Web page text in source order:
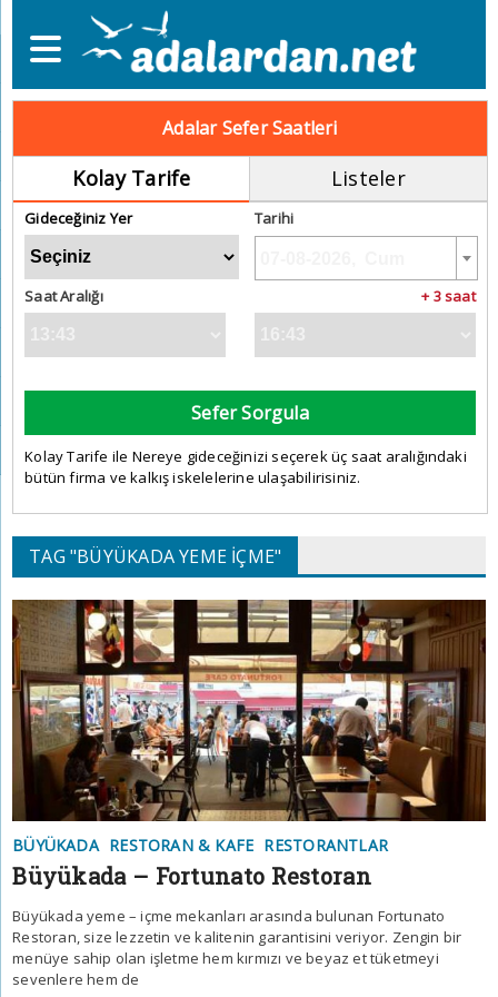
Adalar Sefer Saatleri
Kolay Tarife Listeler
Gideceğiniz Yer Tarihi
Saat Aralığı + 3 saat
Sefer Sorgula
Kolay Tarife ile Nereye gideceğinizi seçerek üç saat aralığındaki
bütün firma ve kalkış iskelelerine ulaşabilirisiniz.
TAG "BÜYÜKADA YEME IÇME"
BÜYÜKADA RESTORAN & KAFE RESTORANTLAR
Büyükada – Fortunato Restoran
Büyükada yeme – içme mekanları arasında bulunan Fortunato
Restoran, size lezzetin ve kalitenin garantisini veriyor. Zengin bir
menüye sahip olan işletme hem kırmızı ve beyaz et tüketmeyi
sevenlere hem de